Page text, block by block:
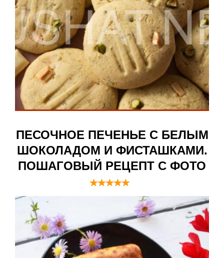
ПЕСОЧНОЕ ПЕЧЕНЬЕ С БЕЛЫМ
ШОКОЛАДОМ И ФИСТАШКАМИ.
ПОШАГОВЫЙ РЕЦЕПТ С ФОТО